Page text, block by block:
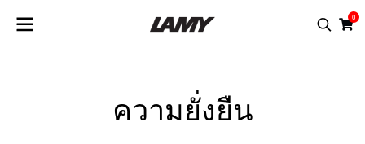
0
ความยั่งยืน